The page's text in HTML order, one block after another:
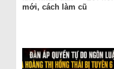
mới, cách làm cũ